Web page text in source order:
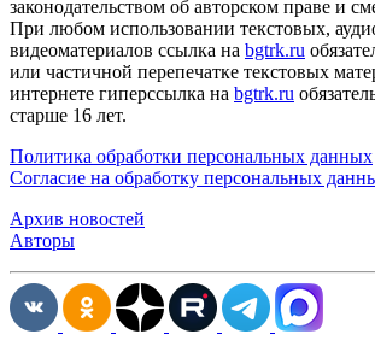
законодательством об авторском праве и
При любом использовании текстовых,
видеоматериалов ссылка на bgtrk.ru
или частичной перепечатке текстовых
интернете гиперссылка на bgtrk.ru
старше 16 лет.
Политика обработки персональных данных
Согласие на обработку персональных
Архив новостей
Авторы